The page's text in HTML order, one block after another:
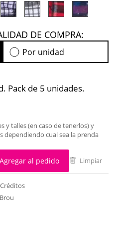
DE COMPRA:
Por unidad
Pack de 5 unidades.
y talles (en caso de tenerlos) y
dependiendo cual sea la prenda
Agregar al pedido Limpiar